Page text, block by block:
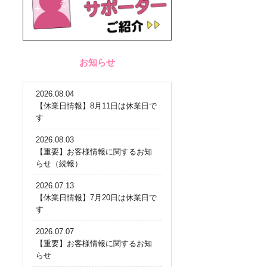
お知らせ
2026.08.04
【休業日情報】8月11日は休業日で
す
2026.08.03
【重要】お客様情報に関するお知
らせ（続報）
2026.07.13
【休業日情報】7月20日は休業日で
す
2026.07.07
【重要】お客様情報に関するお知
らせ